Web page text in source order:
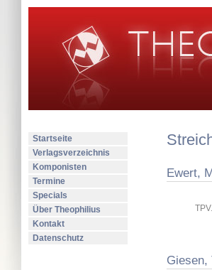
Startseite
Verlagsverzeichnis
Komponisten
Termine
Specials
Über Theophilius
Kontakt
Datenschutz
Ewert,
Giesen,